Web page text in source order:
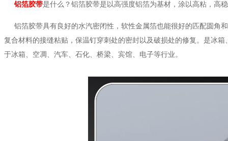
铝箔胶带是什么？铝箔胶带是以高强度铝箔为基材，涂以高粘，高
铝箔胶带具有良好的水汽密闭性，软性金属箔也能很好的匹配圆角
复合材料的接缝粘贴，保温钉穿刺处的密封以及破损处的修复。是冰
于冰箱、空凋、汽车、石化、桥梁、宾馆、电子等行业。